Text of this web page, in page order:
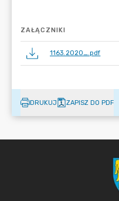
ZAŁĄCZNIKI
1163.2020_.pdf
DRUKUJ ZAPISZ DO PDF